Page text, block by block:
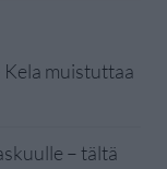
Kela muistuttaa
– tältä